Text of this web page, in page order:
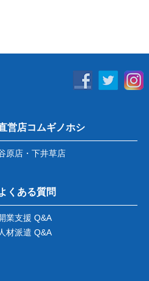
営店コムギノホシ
原店・下井草店
くある質問
業支援 Q&A
人材派遣 Q&A